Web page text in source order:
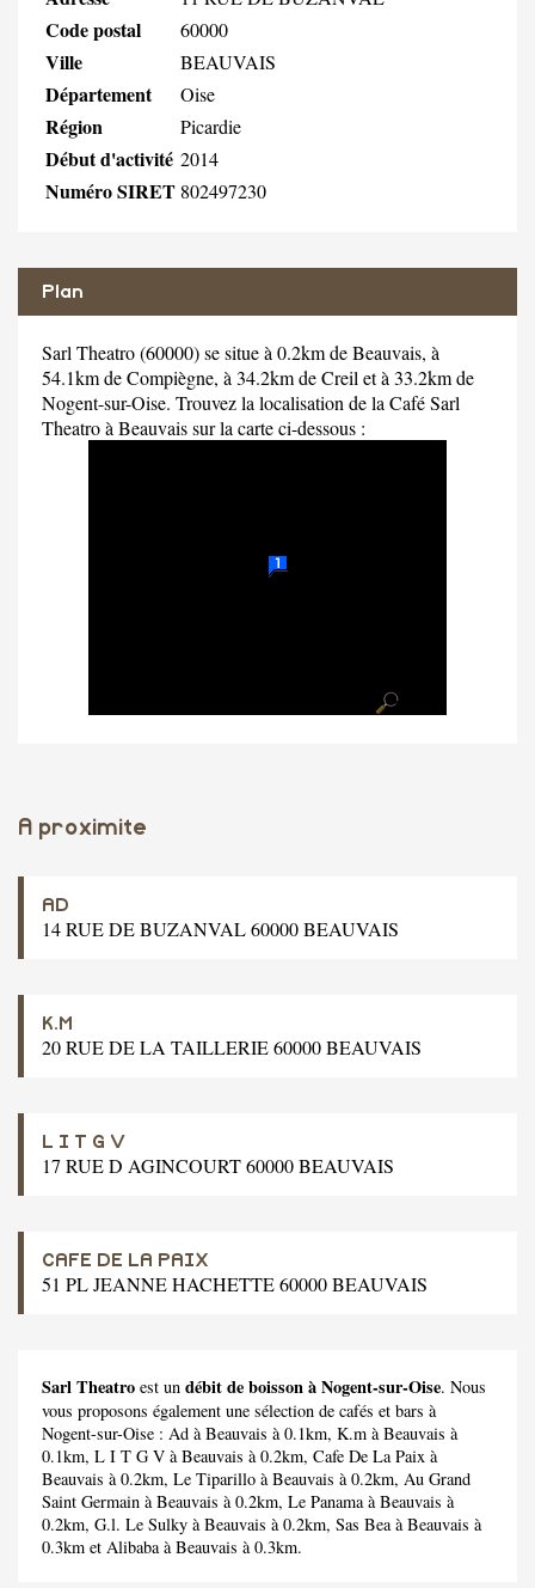
Code postal 60000
Ville BEAUVAIS
Département Oise
Région Picardie
Début d'activité 2014
Numéro SIRET 802497230
Plan
Sarl Theatro (60000) se situe à 0.2km de Beauvais, à
54.1km de Compiègne, à 34.2km de Creil et à 33.2km de
Nogent-sur-Oise. Trouvez la localisation de la Café Sarl
Theatro à Beauvais sur la carte ci-dessous :
A proximite
AD
14 RUE DE BUZANVAL 60000 BEAUVAIS
K.M
20 RUE DE LA TAILLERIE 60000 BEAUVAIS
L I T G V
17 RUE D AGINCOURT 60000 BEAUVAIS
CAFE DE LA PAIX
51 PL JEANNE HACHETTE 60000 BEAUVAIS
Sarl Theatro est un débit de boisson à Nogent-sur-Oise. Nous
vous proposons également une sélection de cafés et bars à
Nogent-sur-Oise : Ad à Beauvais à 0.1km, K.m à Beauvais à
0.1km, L I T G V à Beauvais à 0.2km, Cafe De La Paix à
Beauvais à 0.2km, Le Tiparillo à Beauvais à 0.2km, Au Grand
Saint Germain à Beauvais à 0.2km, Le Panamaà Beauvais à
0.2km, G.l. Le Sulky à Beauvais à 0.2km, Sas Beaà Beauvais à
0.3km et Alibabaà Beauvais à 0.3km.